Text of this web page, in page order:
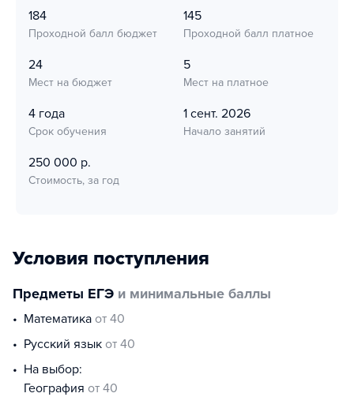
184
Проходной балл бюджет
145
Проходной балл платное
24
Мест на бюджет
5
Мест на платное
4 года
Срок обучения
1 сент. 2026
Начало занятий
250 000 р.
Стоимость, за год
Условия поступления
Предметы ЕГЭ и минимальные баллы
математика от 40
русский язык от 40
На выбор:
география от 40